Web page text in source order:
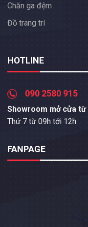
Chăn ga đệm
Đồ trang trí
HOTLINE
090 2580 915
Showroom mở cửa từ
Thứ 7 từ 09h tới 12h
FANPAGE